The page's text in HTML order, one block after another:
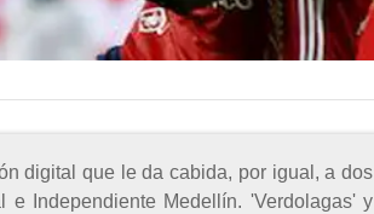
digital que le da cabida, por igual, a dos
e Independiente Medellín. 'Verdolagas' y